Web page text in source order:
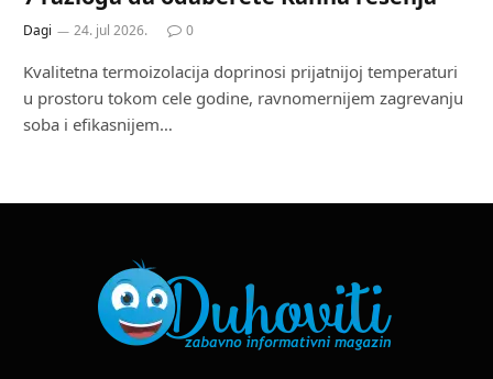
Dagi 24. jul 2026. 0
Kvalitetna termoizolacija doprinosi prijatnijoj temperaturi
u prostoru tokom cele godine, ravnomernijem zagrevanju
soba i efikasnijem…